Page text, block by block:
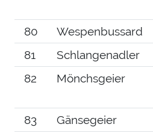
80
Wespenbussard
81
Schlangenadler
82
Mönchsgeier
83
Gänsegeier